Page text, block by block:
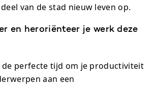
van de stad nieuw leven op.
en heroriënteer je werk deze
de perfecte tijd om je productiviteit
aan een